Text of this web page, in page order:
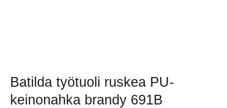
Batilda työtuoli ruskea PU-
keinonahka brandy 691B